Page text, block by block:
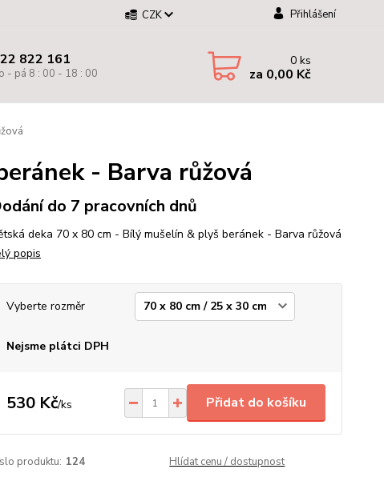
CZK Přihlášení
822 161
- pá 8 : 00 - 18 : 00
0ks
za 0,00 Kč
- Barva růžová
do 7 pracovních dnů
deka 70 x 80 cm - Bílý mušelín & plyš beránek - Barva růžová
popis
Vyberte rozměr
Nejsme plátci DPH
530 Kč/ks Přidat do košíku
produktu: 124 Hlídat cenu / dostupnost